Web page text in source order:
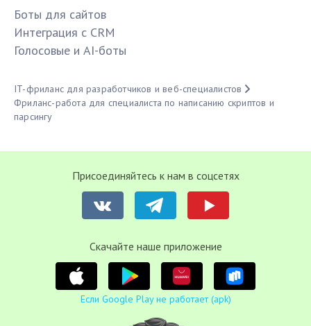
Боты для сайтов
Интеграция с CRM
Голосовые и AI-боты
IT-фриланс для разработчиков и веб-специалистов
Фриланс-работа для специалиста по написанию скриптов и
парсингу
Присоединяйтесь к нам в соцсетях
Cкачайте наше приложение
Если Google Play не работает (apk)